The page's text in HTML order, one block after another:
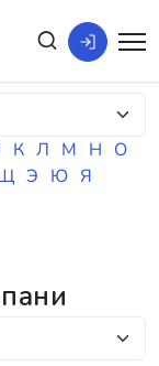
К Л М Н О
Э Ю Я